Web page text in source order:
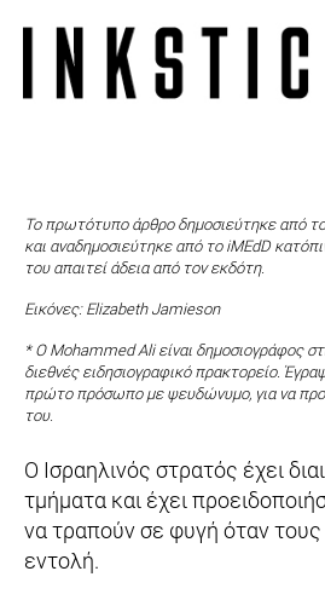
Το πρωτότυπο άρθρο δημοσιεύτηκε από
και αναδημοσιεύτηκε από το iMEdD
του απαιτεί άδεια από τον εκδότη.
Εικόνες: Elizabeth Jamieson
* Ο Mohammed Ali είναι δημοσιογράφος
διεθνές ειδησιογραφικό πρακτορείο.
πρώτο πρόσωπο με ψευδώνυμο, για να
του.
Ο Ισραηλινός στρατός έχει
τμήματα και έχει
να τραπούν σε φυγή όταν τους
εντολή.